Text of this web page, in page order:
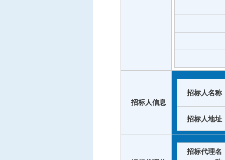
招标人信息
招标人名称
招标人地址
招标代理名